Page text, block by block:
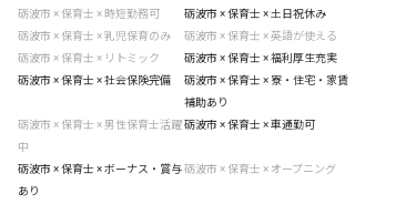
砺波市 × 保育士 × 時短勤務可
砺波市 × 保育士 × 土日祝休み
砺波市 × 保育士 × 乳児保育のみ
砺波市 × 保育士 × 英語が使える
砺波市 × 保育士 × リトミック
砺波市 × 保育士 × 福利厚生充実
砺波市 × 保育士 × 社会保険完備
砺波市 × 保育士 × 寮・住宅・家賃
補助あり
砺波市 × 保育士 × 男性保育士活躍
中
砺波市 × 保育士 × 車通勤可
砺波市 × 保育士 × ボーナス・賞与
あり
砺波市 × 保育士 × オープニング